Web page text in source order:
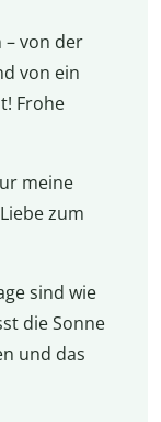
– von der
von ein
Frohe
meine
zum
sind wie
die Sonne
und das